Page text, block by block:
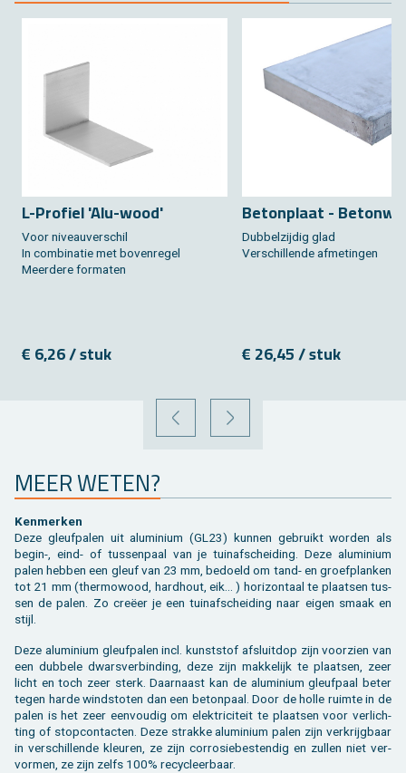
L-Pro­fiel 'Alu-wood'
Voor ni­veau­ver­schil
In com­bi­na­tie met bo­ven­re­gel
Meer­de­re for­ma­ten
€ 6,26 / stuk
Be­ton­plaat - Be­ton­wit
Dub­bel­zij­dig glad
Ver­schil­len­de af­me­tin­gen
€ 26,45 / stuk
VORIGE VOLGENDE
MEER WETEN?
Ken­mer­ken
Deze gleuf­pa­len uit alu­mi­ni­um (GL23) kun­nen ge­bruikt wor­den als
begin-, eind- of tus­sen­paal van je tuin­af­schei­ding. Deze alu­mi­ni­um
palen heb­ben een gleuf van 23 mm, be­doeld om tand- en groef­plan­ken
tot 21 mm (ther­mo­wood, hard­hout, eik... ) ho­ri­zon­taal te plaat­sen tus­
sen de palen. Zo creëer je een tuin­af­schei­ding naar eigen smaak en
stijl.
Deze alu­mi­ni­um gleuf­pa­len incl. kunst­stof af­sluit­dop zijn voor­zien van
een dub­be­le dwars­ver­bin­ding, deze zijn mak­ke­lijk te plaat­sen, zeer
licht en toch zeer sterk. Daar­naast kan de alu­mi­ni­um gleuf­paal beter
tegen harde wind­sto­ten dan een be­ton­paal. Door de holle ruim­te in de
palen is het zeer een­vou­dig om elek­tri­ci­teit te plaat­sen voor ver­lich­
ting of stop­con­tac­ten. Deze strak­ke alu­mi­ni­um palen zijn ver­krijg­baar
in ver­schil­len­de kleu­ren, ze zijn cor­ro­sie­be­sten­dig en zul­len niet ver­
vor­men, ze zijn zelfs 100% re­cy­cleer­baar.